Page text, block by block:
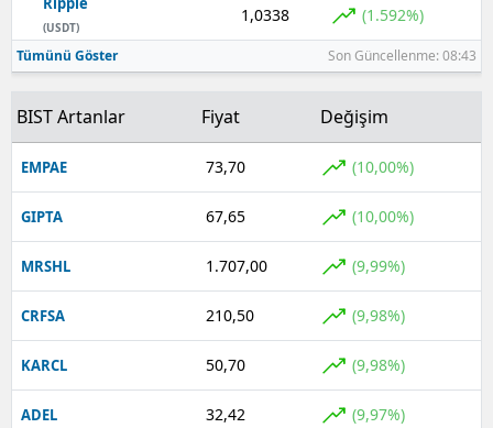
Van
Yozgat
Aksaray
Bayburt
Karaman
Kırıkkale
Batman
Şırnak
Bartın
(USDT)
1,0338 (1.592%)
Tümünü Göster Son Güncellenme: 08:43
BIST Artanlar Fiyat Değişim
EMPAE 73,70 (10,00%)
GIPTA 67,65 (10,00%)
MRSHL 1.707,00 (9,99%)
CRFSA 210,50 (9,98%)
KARCL 50,70 (9,98%)
ADEL 32,42 (9,97%)